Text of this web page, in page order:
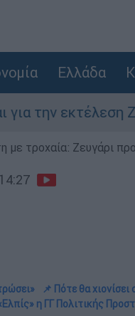
Ελλάδα
Ζαμπούνη
με τροχαία: Ζευγάρι
📌 Πότε θα
η ΓΓ Πολιτικής